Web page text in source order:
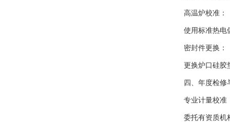
高温炉校准：
使用标准热电偶
密封件更换：
更换炉口硅胶垫
四、年度检修
专业计量校准
委托有资质机构